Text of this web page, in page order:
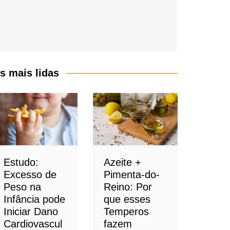
mais lidas
Estudo:
Excesso de
Peso na
Infância pode
Iniciar Dano
Cardiovascul
Azeite +
Pimenta-do-
Reino: Por
que esses
Temperos
fazem